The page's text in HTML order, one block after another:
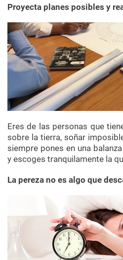
Proyecta planes posibles y
Eres de las personas que
sobre la tierra, soñar
siempre pones en una
y escoges tranquilamente la
La pereza no es algo que